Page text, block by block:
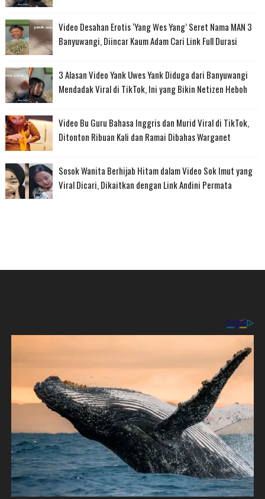
Video Desahan Erotis ‘Yang Wes Yang’ Seret Nama MAN 3
Banyuwangi, Diincar Kaum Adam Cari Link Full Durasi
3 Alasan Video Yank Uwes Yank Diduga dari Banyuwangi
Mendadak Viral di TikTok, Ini yang Bikin Netizen Heboh
Video Bu Guru Bahasa Inggris dan Murid Viral di TikTok,
Ditonton Ribuan Kali dan Ramai Dibahas Warganet
Sosok Wanita Berhijab Hitam dalam Video Sok Imut yang
Viral Dicari, Dikaitkan dengan Link Andini Permata